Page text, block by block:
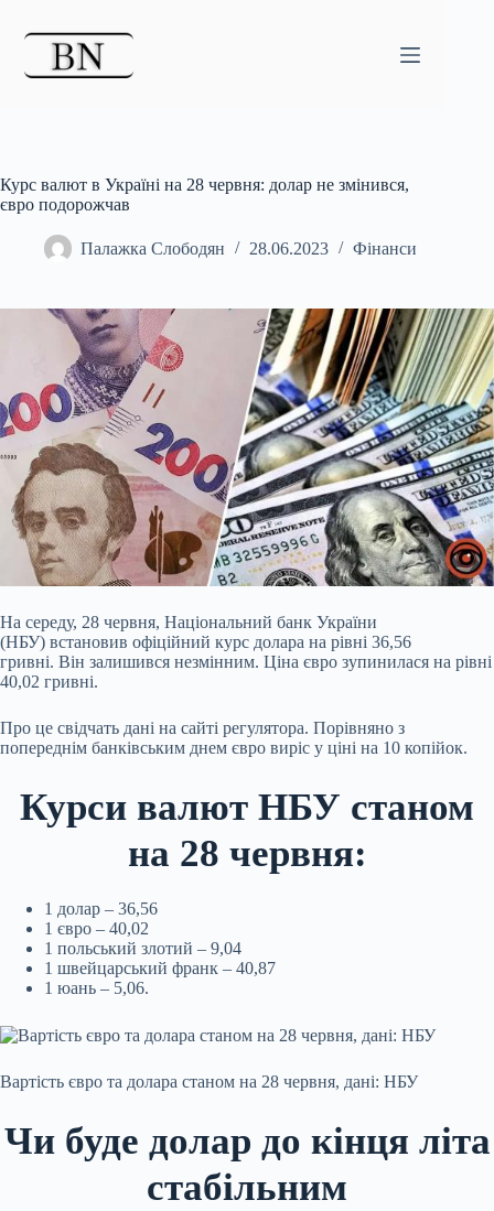
Курс валют в Україні на 28 червня: долар не змінився,
євро подорожчав
Палажка Слободян 28.06.2023 Фінанси
На середу, 28 червня, Національний банк України
(НБУ) встановив офіційний курс долара на рівні 36,56
гривні. Він залишився незмінним. Ціна євро зупинилася на рівні
40,02 гривні.
Про це свідчать дані на сайті регулятора. Порівняно з
попереднім банківським днем євро виріс у ціні на 10 копійок.
Курси валют НБУ станом
на 28 червня:
1 долар – 36,56
1 євро – 40,02
1 польський злотий – 9,04
1 швейцарський франк – 40,87
1 юань – 5,06.
Вартість євро та долара станом на 28 червня, дані: НБУ
Чи буде долар до кінця літа
стабільним